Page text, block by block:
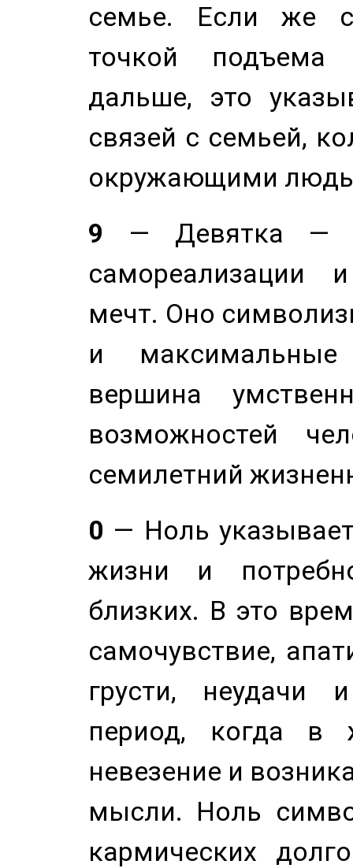
семье. Если же
точкой
дальше, это
связей с семьей,
окружающими
9 — Девятка —
самореализации
мечт. Оно
и
вершина
возможностей
семилетний
0 — Ноль
жизни и
близких. В это
самочувствие,
грусти, неудачи
период, когда в
невезение и
мысли. Ноль
кармических